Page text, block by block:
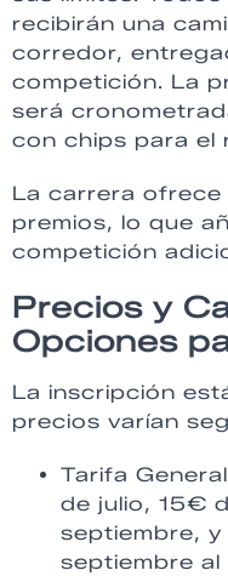
recibirán una
corredor,
competición. La
será
con chips para el
La carrera
premios, lo que
competición
Precios y
Opciones
La inscripción
precios varían
Tarifa
de julio, 15€
septiembre,
septiembre